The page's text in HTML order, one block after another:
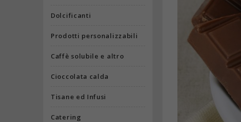
Dolcificanti
Prodotti personalizzabili
Caffè solubile e altro
Cioccolata calda
Tisane ed Infusi
Catering